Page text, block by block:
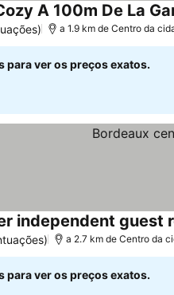
A 100m De La
a 1.9 km de Centro da
para ver os preços exatos.
independent guest
a 2.7 km de Centro da
para ver os preços exatos.